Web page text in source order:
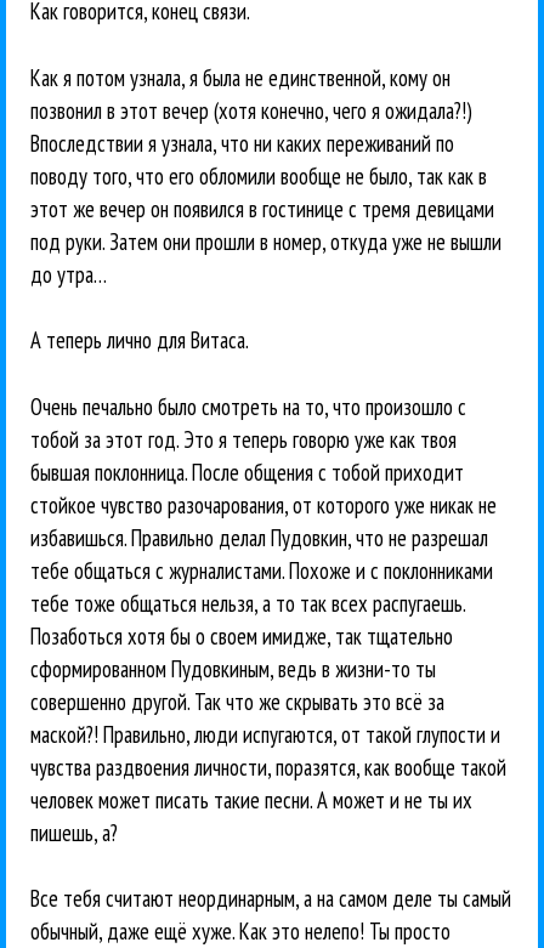
Как говорится, конец связи.
Как я потом узнала, я была не единственной, кому он
позвонил в этот вечер (хотя конечно, чего я ожидала?!)
Впоследствии я узнала, что ни каких переживаний по
поводу того, что его обломили вообще не было, так как в
этот же вечер он появился в гостинице с тремя девицами
под руки. Затем они прошли в номер, откуда уже не вышли
до утра…
А теперь лично для Витаса.
Очень печально было смотреть на то, что произошло с
тобой за этот год. Это я теперь говорю уже как твоя
бывшая поклонница. После общения с тобой приходит
стойкое чувство разочарования, от которого уже никак не
избавишься. Правильно делал Пудовкин, что не разрешал
тебе общаться с журналистами. Похоже и с поклонниками
тебе тоже общаться нельзя, а то так всех распугаешь.
Позаботься хотя бы о своем имидже, так тщательно
сформированном Пудовкиным, ведь в жизни-то ты
совершенно другой. Так что же скрывать это всё за
маской?! Правильно, люди испугаются, от такой глупости и
чувства раздвоения личности, поразятся, как вообще такой
человек может писать такие песни. А может и не ты их
пишешь, а?
Все тебя считают неординарным, а на самом деле ты самый
обычный, даже ещё хуже. Как это нелепо! Ты просто